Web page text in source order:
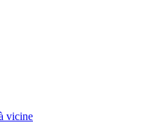
vicine